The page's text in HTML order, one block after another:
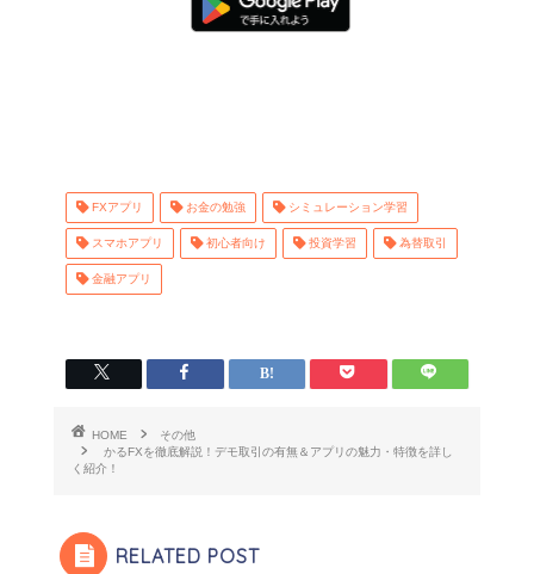
FXアプリ お金の勉強 シミュレーション学習
スマホアプリ 初心者向け 投資学習 為替取引
金融アプリ
HOME
その他
かるFXを徹底解説！デモ取引の有無＆アプリの魅力・特徴を詳し
く紹介！
RELATED POST